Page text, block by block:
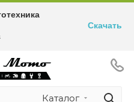
Каталог
Скачать